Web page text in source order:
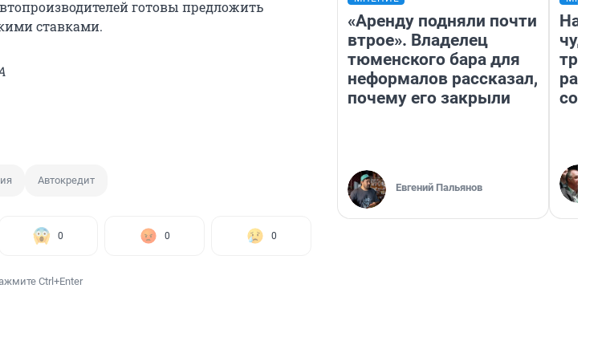
готовы предложить
ставками.
Автокредит
0 0 0
Ctrl+Enter
«Аренду подняли почти
втрое». Владелец
тюменского бара для
неформалов рассказал,
почему его закрыли
Евгений Пальянов